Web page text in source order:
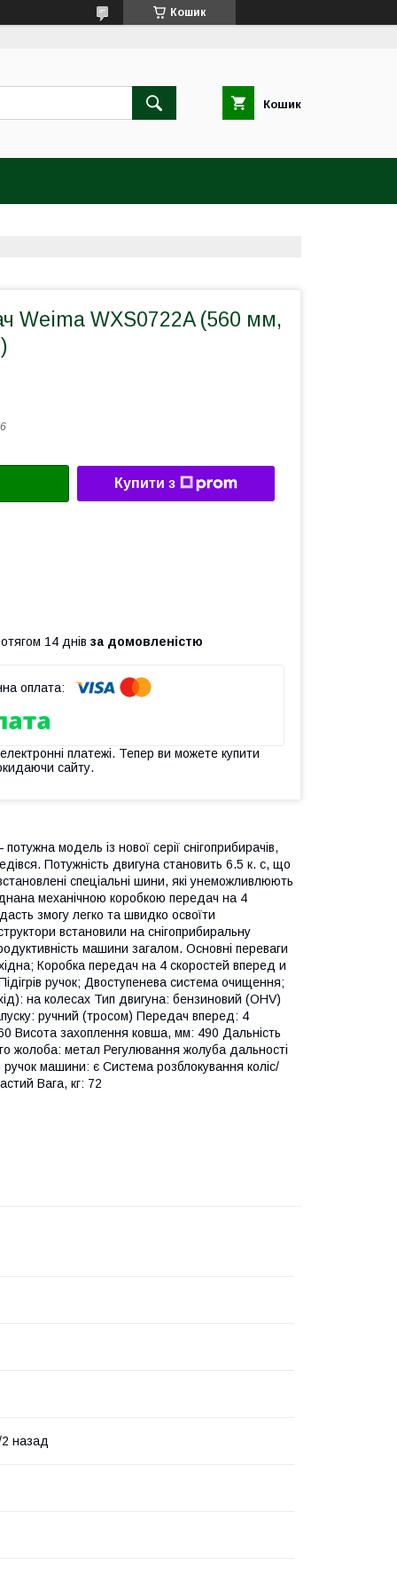
Кошик
Кошик
Weima WXS0722A (560 мм,
Купити з
14 днів за домовленістю
платежі. Тепер ви можете купити
сайту.
модель із нової серії снігоприбирачів,
Потужність двигуна становить 6.5 к. с, що
спеціальні шини, які унеможливлюють
механічною коробкою передач на 4
змогу легко та швидко освоїти
встановили на снігоприбиральну
машини загалом. Основні переваги
Коробка передач на 4 скоростей вперед и
ручок; Двоступенева система очищення;
на колесах Тип двигуна: бензиновий (OHV)
ручний (тросом) Передач вперед: 4
захоплення ковша, мм: 490 Дальність
жолоба: метал Регулювання жолуба дальності
ручок машини: є Система розблокування коліс/
Вага, кг: 72
назад